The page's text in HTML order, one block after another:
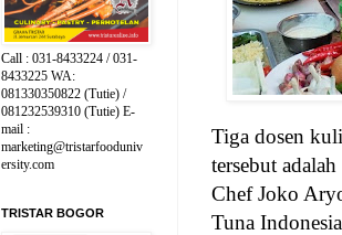
Tiga dosen
tersebut
Chef Joko
Tuna
Call : 031-8433224 / 031-
8433225 WA:
081330350822 (Tutie) /
081232539310 (Tutie) E-
mail :
marketing@tristarfooduniv
ersity.com
TRISTAR BOGOR